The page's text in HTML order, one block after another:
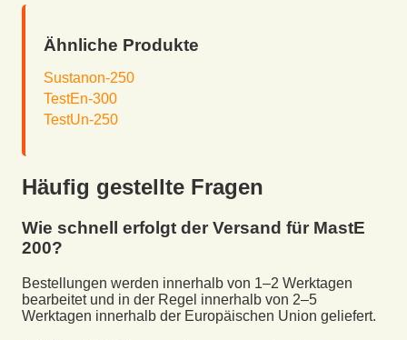
Ähnliche Produkte
Sustanon-250
TestEn-300
TestUn-250
Häufig gestellte Fragen
Wie schnell erfolgt der Versand für MastE
200?
Bestellungen werden innerhalb von 1–2 Werktagen
bearbeitet und in der Regel innerhalb von 2–5
Werktagen innerhalb der Europäischen Union geliefert.